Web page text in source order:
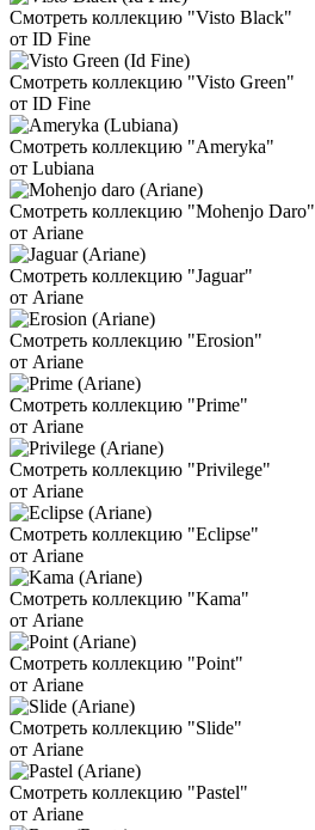
Смотреть коллекцию "Visto Black"
от ID Fine
Смотреть коллекцию "Visto Green"
от ID Fine
Смотреть коллекцию "Ameryka"
от Lubiana
Смотреть коллекцию "Mohenjo Daro"
от Ariane
Смотреть коллекцию "Jaguar"
от Ariane
Смотреть коллекцию "Erosion"
от Ariane
Смотреть коллекцию "Prime"
от Ariane
Смотреть коллекцию "Privilege"
от Ariane
Смотреть коллекцию "Eclipse"
от Ariane
Смотреть коллекцию "Kama"
от Ariane
Смотреть коллекцию "Point"
от Ariane
Смотреть коллекцию "Slide"
от Ariane
Смотреть коллекцию "Pastel"
от Ariane